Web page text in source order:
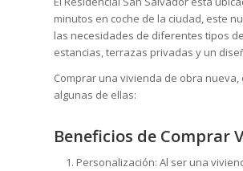
minutos en coche de la ciudad, este
las necesidades de diferentes tipos
estancias, terrazas privadas y un
Comprar una vivienda de obra
algunas de ellas:
Beneficios de Comprar
Personalización: Al ser una